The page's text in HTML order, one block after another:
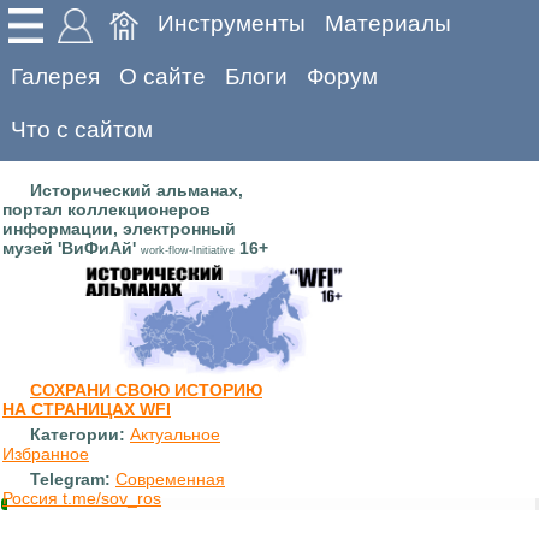
Инструменты Материалы
Галерея О сайте Блоги Форум
Что с сайтом
Исторический альманах,
портал коллекционеров
информации, электронный
музей 'ВиФиАй' work-flow-Initiative 16+
СОХРАНИ СВОЮ ИСТОРИЮ
НА СТРАНИЦАХ WFI
Категории: Актуальное
Избранное
Telegram: Современная
Россия t.me/sov_ros